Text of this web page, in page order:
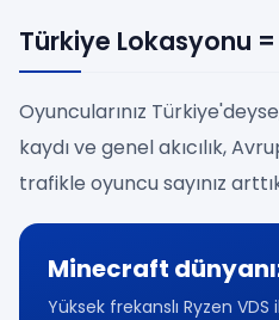
Türkiye Lokasyonu
Oyuncularınız
kaydı ve genel akıcılık,
trafikle oyuncu sayınız
Minecraft
Yüksek frekanslı Ryzen